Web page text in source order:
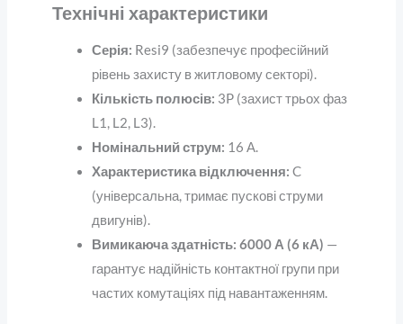
Технічні характеристики
Серія: Resi9 (забезпечує професійний
рівень захисту в житловому секторі).
Кількість полюсів: 3P (захист трьох фаз
L1, L2, L3).
Номінальний струм: 16 А.
Характеристика відключення: C
(універсальна, тримає пускові струми
двигунів).
Вимикаюча здатність: 6000 А (6 кА) —
гарантує надійність контактної групи при
частих комутаціях під навантаженням.